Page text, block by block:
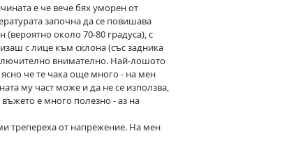
е че вече бях уморен от
започна да се повишава
около 70-80 градуса), с
с лице към склона (със задника
внимателно. Най-лошото
че те чака още много - на мен
му част може и да не се използва,
е много полезно - аз на
трепереха от напрежение. На мен